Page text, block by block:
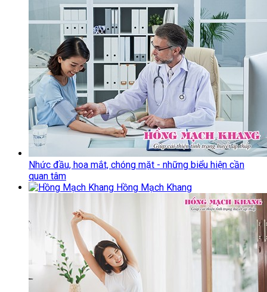
Nhức đầu, hoa mắt, chóng mặt - những biểu hiện cần
quan tâm
Hồng Mạch Khang